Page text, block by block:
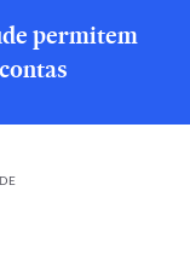
permitem